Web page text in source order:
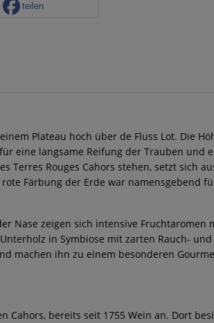
teilen
Plateau hoch über de Fluss Lot. Die
eine langsame Reifung der Trauben und
Terres Rouges Cahors stehen, setzt sich
Färbung der Erde war namensgebend
Nase zeigen sich intensive Fruchtaromen
in Symbiose mit zarten Rauch-
machen ihn zu einem besonderen
Cahors, bereits seit 1755 Wein an. Dort